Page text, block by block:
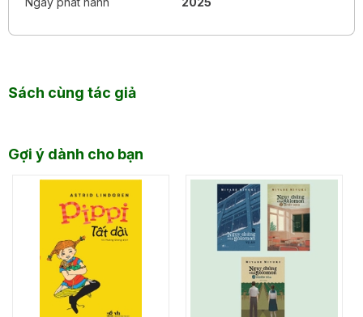
Sách cùng tác giả
Gợi ý dành cho bạn